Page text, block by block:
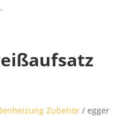
Zubehör/ egger